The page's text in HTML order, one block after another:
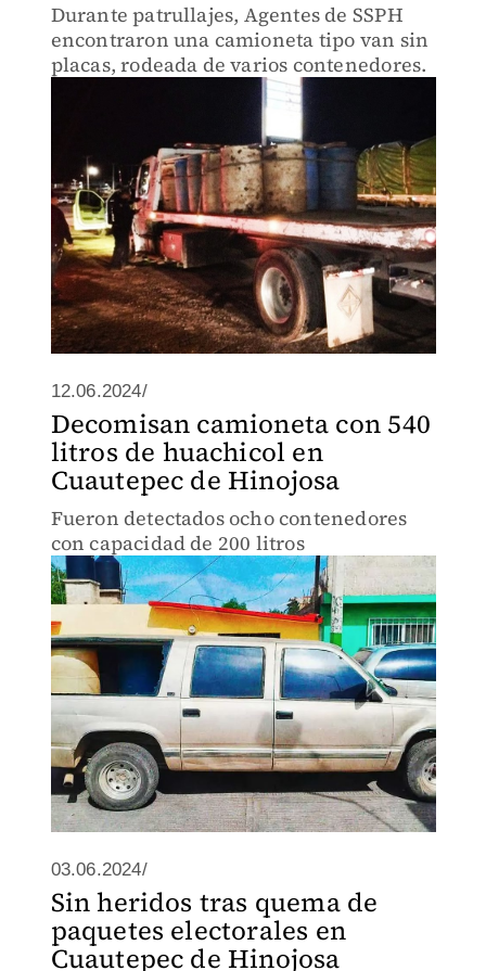
Durante patrullajes, Agentes de SSPH
encontraron una camioneta tipo van sin
placas, rodeada de varios contenedores.
12.06.2024/
Decomisan camioneta con 540
litros de huachicol en
Cuautepec de Hinojosa
Fueron detectados ocho contenedores
con capacidad de 200 litros
03.06.2024/
Sin heridos tras quema de
paquetes electorales en
Cuautepec de Hinojosa